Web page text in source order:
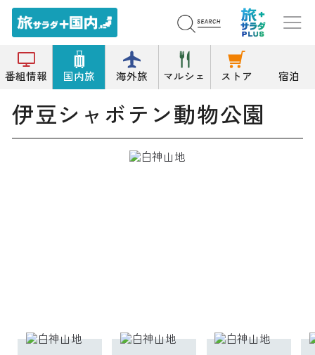
番組情報 国内旅 海外旅 マルシェ ストア 宿泊
トップ 公園/緑地 伊豆シャボテン動物公園
伊豆シャボテン動物公園